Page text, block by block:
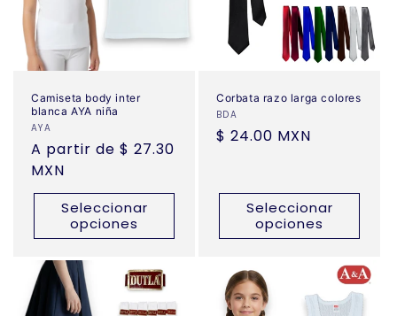
Camiseta body inter
blanca AYA niña
Proveedor:
AYA
Precio
habitual
A partir de $ 27.30
MXN
Seleccionar
opciones
Corbata razo larga colores
Proveedor:
BDA
Precio
$ 24.00 MXN
Seleccionar
opciones